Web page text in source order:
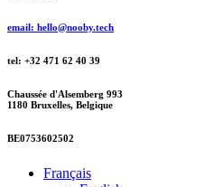
email: hello@nooby.tech
tel: +32 471 62 40 39
Chaussée d'Alsemberg 993
1180 Bruxelles, Belgique
BE0753602502
Français